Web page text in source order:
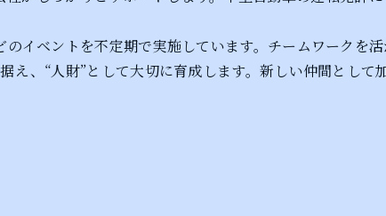
イベントを不定期で実施しています。チームワークを
え、“人財”として大切に育成します。新しい仲間として